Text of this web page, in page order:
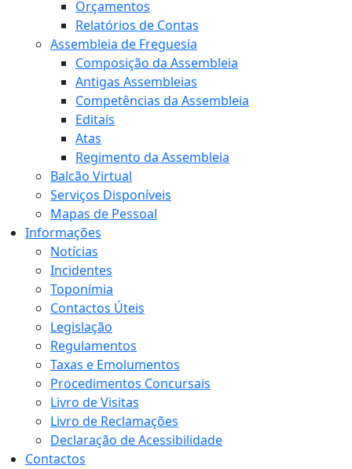
Orçamentos
Relatórios de Contas
Assembleia de Freguesia
Composição da Assembleia
Antigas Assembleias
Competências da Assembleia
Editais
Atas
Regimento da Assembleia
Balcão Virtual
Serviços Disponíveis
Mapas de Pessoal
Informações
Notícias
Incidentes
Toponímia
Contactos Úteis
Legislação
Regulamentos
Taxas e Emolumentos
Procedimentos Concursais
Livro de Visitas
Livro de Reclamações
Declaração de Acessibilidade
Contactos